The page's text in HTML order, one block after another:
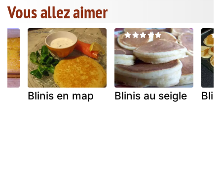
Vous allez aimer
Blinis en map Blinis au seigle